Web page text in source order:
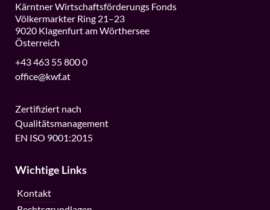
Kärntner Wirtschaftsförderungs Fonds
Völkermarkter Ring 21–23
9020 Klagenfurt am Wörthersee
Österreich
+43 463 55 800 0
office@kwf.at
Zertifiziert nach
Qualitätsmanagement
EN ISO 9001:2015
Wichtige Links
Kontakt